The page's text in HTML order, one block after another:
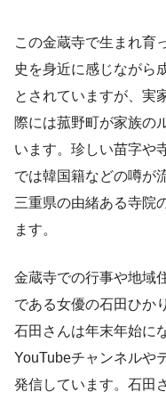
この金蔵寺で生まれ育
史を身近に感じながら
とされていますが、実
際には菰野町が家族の
います。珍しい苗字や
では韓国籍などの噂が
三重県の由緒ある寺院
ます。
金蔵寺での行事や地域
である女優の石田ひか
石田さんは年末年始に
YouTubeチャンネルや
発信しています。石田